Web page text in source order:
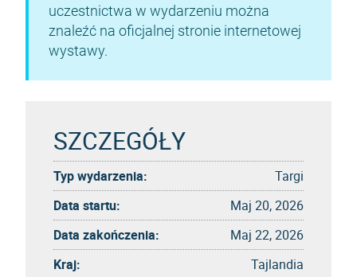
uczestnictwa w wydarzeniu można
znaleźć na oficjalnej stronie internetowej
wystawy.
SZCZEGÓŁY
Typ wydarzenia:
Targi
Data startu:
Maj 20, 2026
Data zakończenia:
Maj 22, 2026
Kraj:
Tajlandia